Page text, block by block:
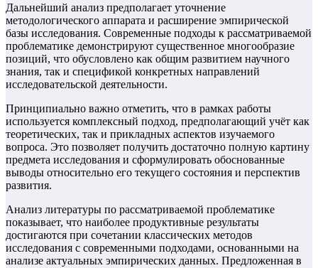
Дальнейший анализ предполагает уточнение
методологического аппарата и расширение эмпирической
базы исследования. Современные подходы к рассматриваемой
проблематике демонстрируют существенное многообразие
позиций, что обусловлено как общим развитием научного
знания, так и спецификой конкретных направлений
исследовательской деятельности.
Принципиально важно отметить, что в рамках работы
используется комплексный подход, предполагающий учёт как
теоретических, так и прикладных аспектов изучаемого
вопроса. Это позволяет получить достаточно полную картину
предмета исследования и сформулировать обоснованные
выводы относительно его текущего состояния и перспектив
развития.
Анализ литературы по рассматриваемой проблематике
показывает, что наиболее продуктивные результаты
достигаются при сочетании классических методов
исследования с современными подходами, основанными на
анализе актуальных эмпирических данных. Предложенная в